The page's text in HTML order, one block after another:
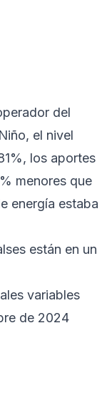
del
el nivel
los aportes
menores que
energía estaba
están en un
variables
de 2024